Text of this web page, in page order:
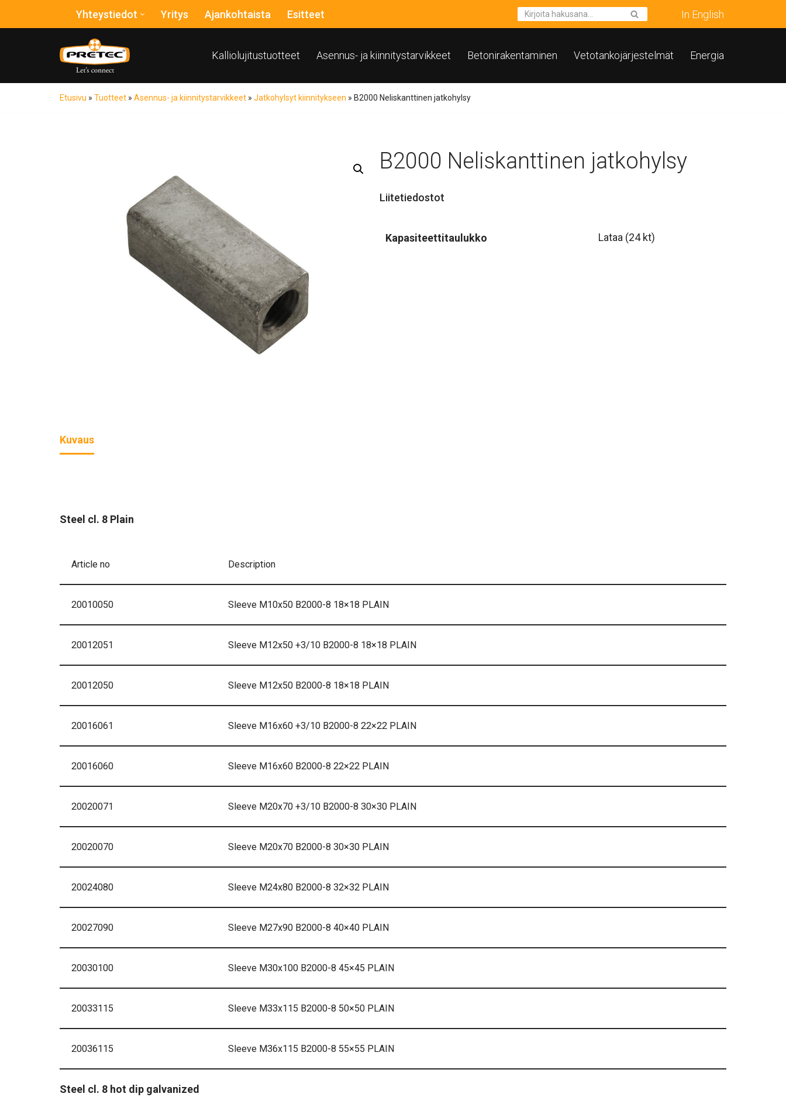
Yhteystiedot Yritys Ajankohtaista Esitteet In English
Kalliolujitustuotteet Asennus- ja kiinnitystarvikkeet Betonirakentaminen Vetotankojärjestelmät Energia
Etusivu » Tuotteet » Asennus- ja kiinnitystarvikkeet » Jatkohylsyt kiinnitykseen » B2000 Neliskanttinen jatkohylsy
B2000 Neliskanttinen jatkohylsy
Liitetiedostot
Kapasiteettitaulukko Lataa (24 kt)
Kuvaus
Steel cl. 8 Plain
Article no Description
20010050 Sleeve M10x50 B2000-8 18×18 PLAIN
20012051 Sleeve M12x50 +3/10 B2000-8 18×18 PLAIN
20012050 Sleeve M12x50 B2000-8 18×18 PLAIN
20016061 Sleeve M16x60 +3/10 B2000-8 22×22 PLAIN
20016060 Sleeve M16x60 B2000-8 22×22 PLAIN
20020071 Sleeve M20x70 +3/10 B2000-8 30×30 PLAIN
20020070 Sleeve M20x70 B2000-8 30×30 PLAIN
20024080 Sleeve M24x80 B2000-8 32×32 PLAIN
20027090 Sleeve M27x90 B2000-8 40×40 PLAIN
20030100 Sleeve M30x100 B2000-8 45×45 PLAIN
20033115 Sleeve M33x115 B2000-8 50×50 PLAIN
20036115 Sleeve M36x115 B2000-8 55×55 PLAIN
Steel cl. 8 hot dip galvanized